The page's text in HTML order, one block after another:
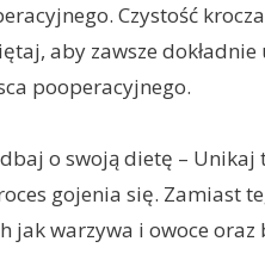
Czystość
aby zawsze
pooperacyjnego.
o swoją dietę – Unikaj
gojenia się. Zamiast
jak warzywa i owoce oraz